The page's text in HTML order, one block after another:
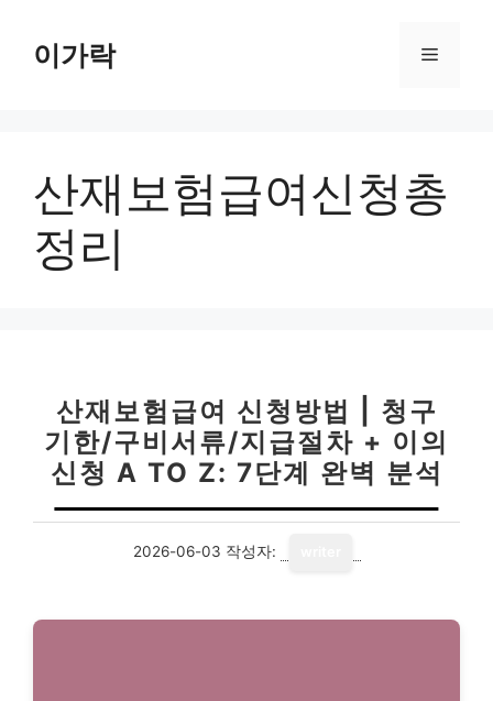
이가락 메
산재보험급여신청총
정리
산재보험급여 신청방법 | 청구
기한/구비서류/지급절차 + 이의
신청 A TO Z: 7단계 완벽 분석
2026-06-03 작성자: